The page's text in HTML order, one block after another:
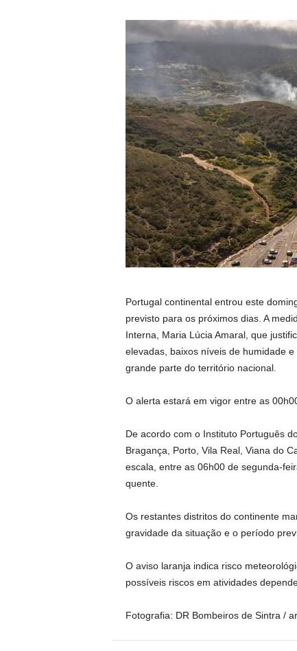
Portugal continental entrou este
previsto para os próximos dias. A
Interna, Maria Lúcia Amaral, que
elevadas, baixos níveis de humidade
grande parte do território nacional.
O alerta estará em vigor entre as
De acordo com o Instituto Português
Bragança, Porto, Vila Real, Viana do
escala, entre as 06h00 de segunda-
quente.
Os restantes distritos do continente
gravidade da situação e o período
O aviso laranja indica risco
possíveis riscos em atividades
Fotografia: DR Bombeiros de Sintra /